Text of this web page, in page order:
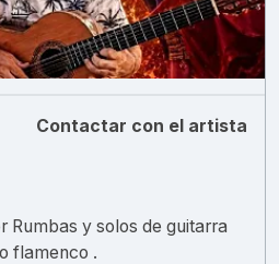
Contactar con el artista
Rumbas y solos de guitarra
flamenco .